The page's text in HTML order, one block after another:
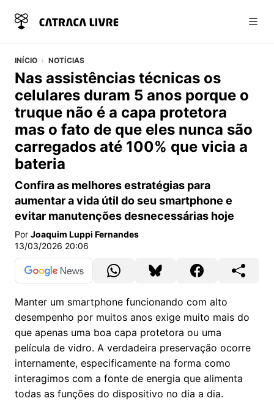
INÍCIO NOTÍCIAS
Nas assistências técnicas os
celulares duram 5 anos porque o
truque não é a capa protetora
mas o fato de que eles nunca são
carregados até 100% que vicia a
bateria
Confira as melhores estratégias para
aumentar a vida útil do seu smartphone e
evitar manutenções desnecessárias hoje
Por Joaquim Luppi Fernandes
13/03/2026 20:06
Manter um smartphone funcionando com alto
desempenho por muitos anos exige muito mais do
que apenas uma boa capa protetora ou uma
película de vidro. A verdadeira preservação ocorre
internamente, especificamente na forma como
interagimos com a fonte de energia que alimenta
todas as funções do dispositivo no dia a dia.